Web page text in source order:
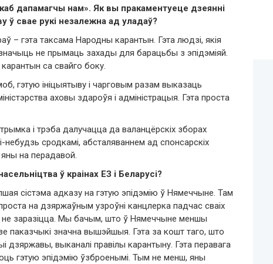
дапамагчы нам». Як вы пракаментуеце дзеянні
ў свае рукі незалежна ад уладаў?
– гэта таксама Народны карантын. Гэта людзі, якія
не прымаць захады для барацьбы з эпідэміяй.
са свайго боку.
гэтую ініцыятыву і чарговым разам выказаць
аховы здароўя і адміністрацыя. Гэта проста
і трэба далучацца да валанцёрскіх зборах
небудзь сродкамі, абсталяваннем ад спонсарскіх
на перадавой.
ў краінах ЕЗ і Беларусі?
сістэма адказу на гэтую эпідэмію ў Нямеччыне. Там
на дзяржаўным узроўні канцлерка падчас сваіх
не заразіцца. Мы бачым, што ў Нямеччыне меншы
паказчыкі значна вышэйшыя. Гэта за кошт таго, што
выканалі правілы карантыну. Гэта перавага
гэтую эпідэмію ўзброенымі. Тым не менш, яны